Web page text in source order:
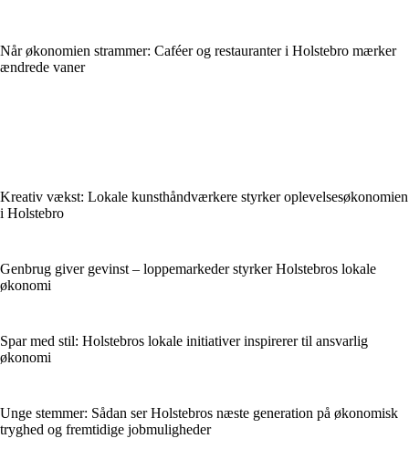
Når økonomien strammer: Caféer og restauranter i Holstebro mærker
ændrede vaner
Kreativ vækst: Lokale kunsthåndværkere styrker oplevelsesøkonomien
i Holstebro
Genbrug giver gevinst – loppemarkeder styrker Holstebros lokale
økonomi
Spar med stil: Holstebros lokale initiativer inspirerer til ansvarlig
økonomi
Unge stemmer: Sådan ser Holstebros næste generation på økonomisk
tryghed og fremtidige jobmuligheder